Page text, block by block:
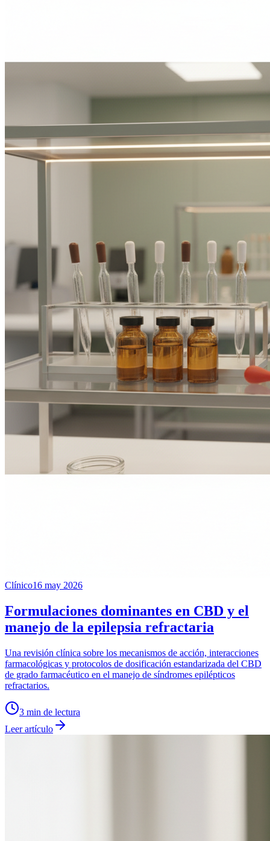
Clínico16 may 2026
Formulaciones dominantes en CBD y el
manejo de la epilepsia refractaria
Una revisión clínica sobre los mecanismos de acción, interacciones
farmacológicas y protocolos de dosificación estandarizada del CBD
de grado farmacéutico en el manejo de síndromes epilépticos
refractarios.
3 min de lectura
Leer artículo